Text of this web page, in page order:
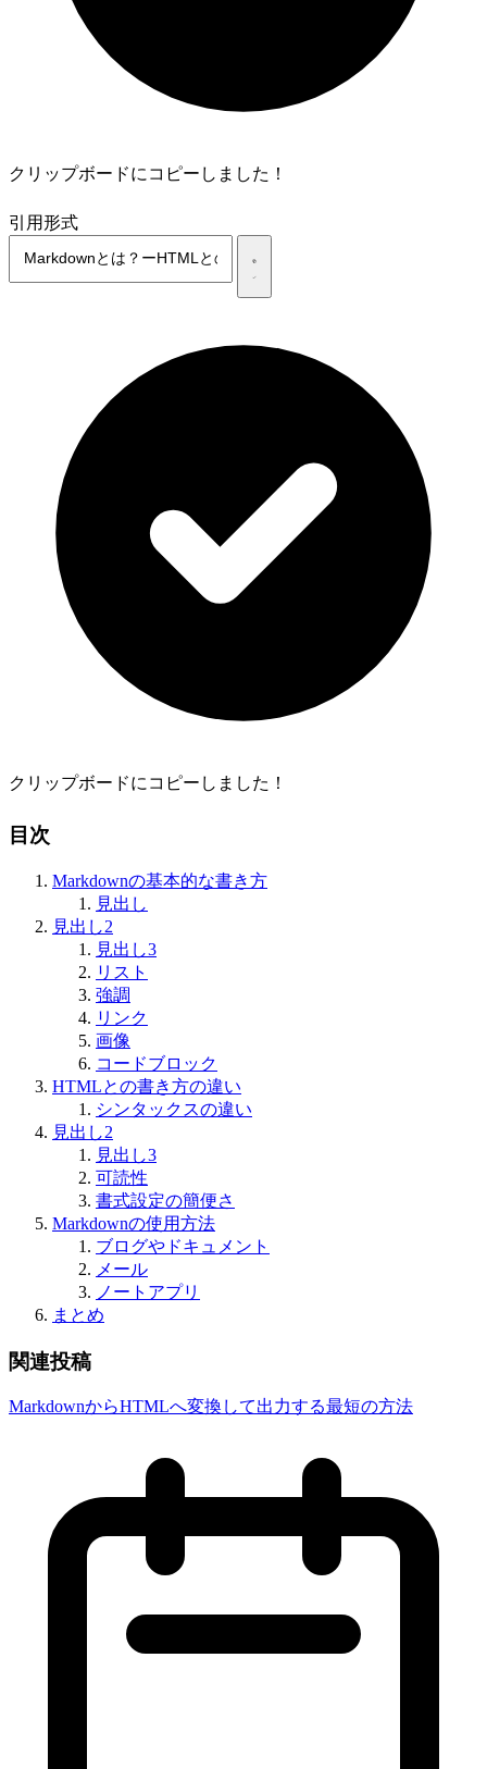
クリップボードにコピーしました！
引用形式
クリップボードにコピーしました！
目次
Markdownの基本的な書き方
見出し
見出し2
見出し3
リスト
強調
リンク
画像
コードブロック
HTMLとの書き方の違い
シンタックスの違い
見出し2
見出し3
可読性
書式設定の簡便さ
Markdownの使用方法
ブログやドキュメント
メール
ノートアプリ
まとめ
関連投稿
MarkdownからHTMLへ変換して出力する最短の方法